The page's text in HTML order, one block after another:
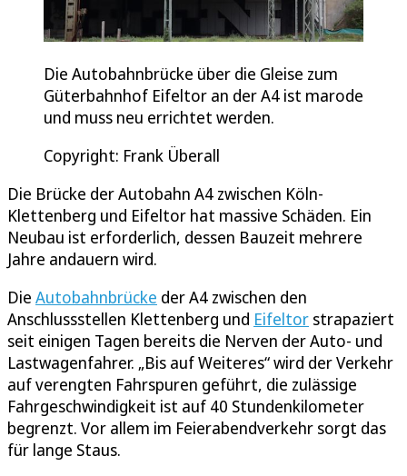
Die Autobahnbrücke über die Gleise zum
Güterbahnhof Eifeltor an der A4 ist marode
und muss neu errichtet werden.
Copyright: Frank Überall
Die Brücke der Autobahn A4 zwischen Köln-
Klettenberg und Eifeltor hat massive Schäden. Ein
Neubau ist erforderlich, dessen Bauzeit mehrere
Jahre andauern wird.
Die Autobahnbrücke der A4 zwischen den
Anschlussstellen Klettenberg und Eifeltor strapaziert
seit einigen Tagen bereits die Nerven der Auto- und
Lastwagenfahrer. „Bis auf Weiteres“ wird der Verkehr
auf verengten Fahrspuren geführt, die zulässige
Fahrgeschwindigkeit ist auf 40 Stundenkilometer
begrenzt. Vor allem im Feierabendverkehr sorgt das
für lange Staus.